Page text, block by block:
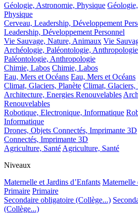
Géologie, Astronomie, Physique
Physique
Cerveau, Leadership, Développement
Leadership, Développement Personnel
Vie Sauvage, Nature, Animaux Vie
Archéologie, Paléontologie, Anthropologie
Paléontologie, Anthropologie
Chimie, Labos Chimie, Labos
Eau, Mers et Océans Eau, Mers et Océans
Climat, Glaciers, Planète Climat, Glaciers,
Architecture, Energies Renouvelables
Renouvelables
Robotique, Electronique, Informatique
Informatique
Drones, Objets Connectés, Imprimante 3D
Connectés, Imprimante 3D
Agriculture, Santé Agriculture, Santé
Niveaux
Maternelle et Jardins d’Enfants Maternelle
Primaire Primaire
Secondaire obligatoire (Collège...)
(Collège...)